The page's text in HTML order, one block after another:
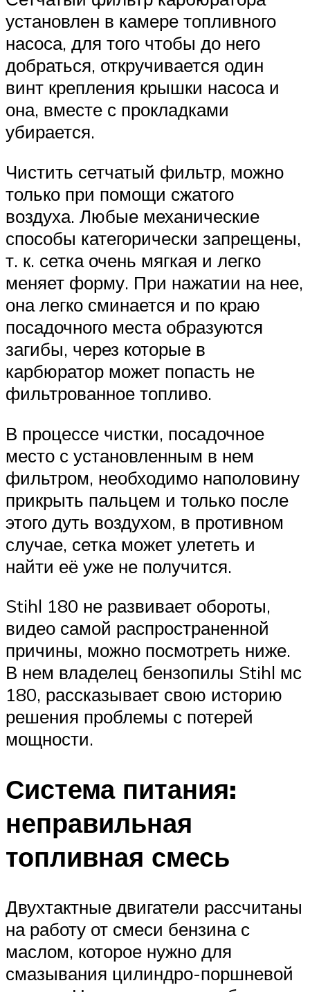
установлен в камере топливного
насоса, для того чтобы до него
добраться, откручивается один
винт крепления крышки насоса и
она, вместе с прокладками
убирается.
Чистить сетчатый фильтр, можно
только при помощи сжатого
воздуха. Любые механические
способы категорически запрещены,
т. к. сетка очень мягкая и легко
меняет форму. При нажатии на нее,
она легко сминается и по краю
посадочного места образуются
загибы, через которые в
карбюратор может попасть не
фильтрованное топливо.
В процессе чистки, посадочное
место с установленным в нем
фильтром, необходимо наполовину
прикрыть пальцем и только после
этого дуть воздухом, в противном
случае, сетка может улететь и
найти её уже не получится.
Stihl 180 не развивает обороты,
видео самой распространенной
причины, можно посмотреть ниже.
В нем владелец бензопилы Stihl мс
180, рассказывает свою историю
решения проблемы с потерей
мощности.
Система питания:
неправильная
топливная смесь
Двухтактные двигатели рассчитаны
на работу от смеси бензина с
маслом, которое нужно для
смазывания цилиндро-поршневой